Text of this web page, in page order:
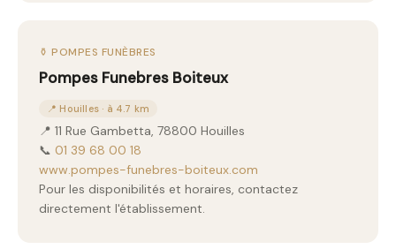
⚱️ POMPES FUNÈBRES
Pompes Funebres Boiteux
📍 Houilles · à 4.7 km
📍 11 Rue Gambetta, 78800 Houilles
📞 01 39 68 00 18
www.pompes-funebres-boiteux.com
Pour les disponibilités et horaires, contactez
directement l'établissement.